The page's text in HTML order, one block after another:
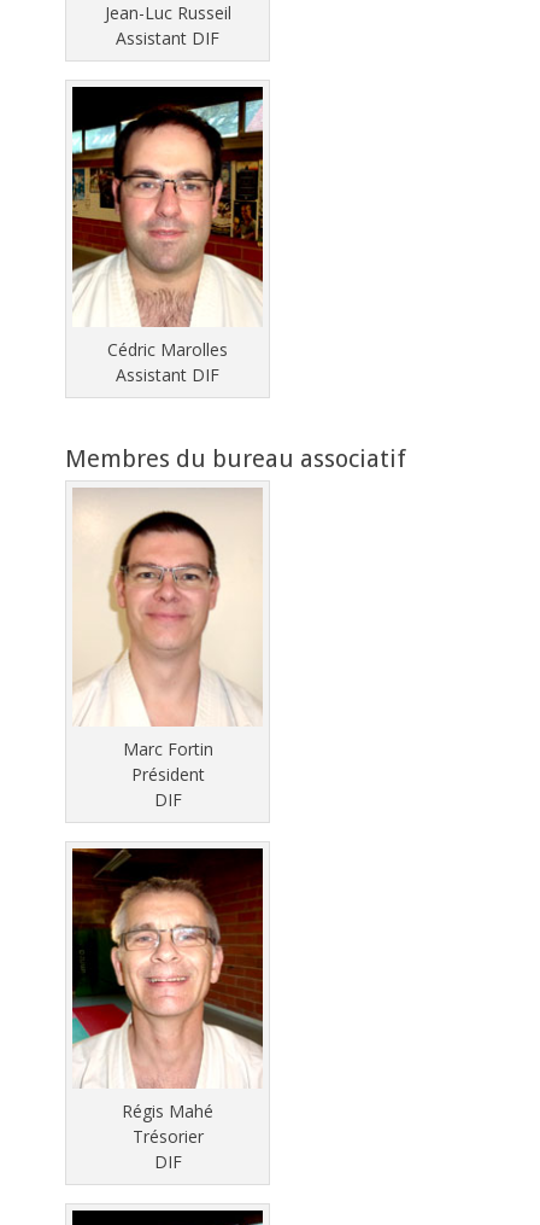
Jean-Luc Russeil
Assistant DIF
Cédric Marolles
Assistant DIF
Membres du bureau associatif
Marc Fortin
Président
DIF
Régis Mahé
Trésorier
DIF